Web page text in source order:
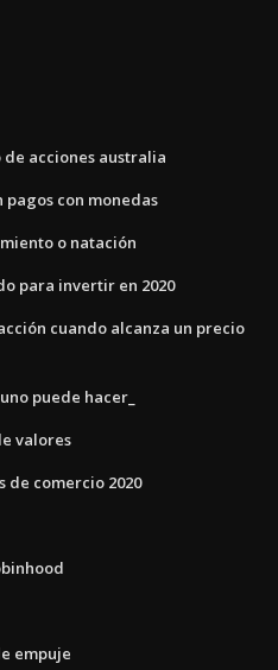
acciones australia
pagos con monedas
o natación
para invertir en 2020
cuando alcanza un precio
puede hacer_
valores
de comercio 2020
empuje